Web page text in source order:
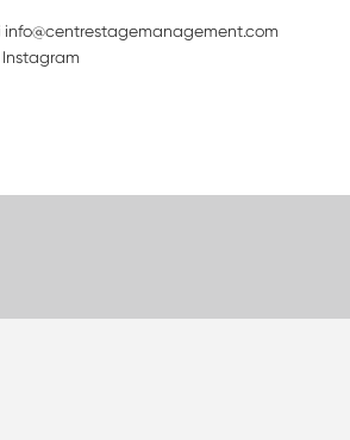
info@centrestagemanagement.com